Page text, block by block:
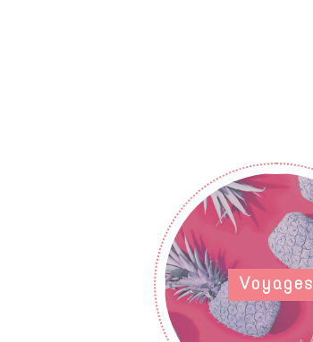
Voyages